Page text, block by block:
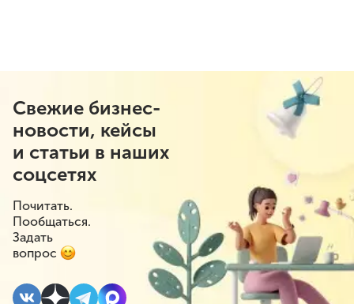
Свежие бизнес-
новости, кейсы
и статьи в наших
соцсетях
Почитать.
Пообщаться.
Задать
вопрос